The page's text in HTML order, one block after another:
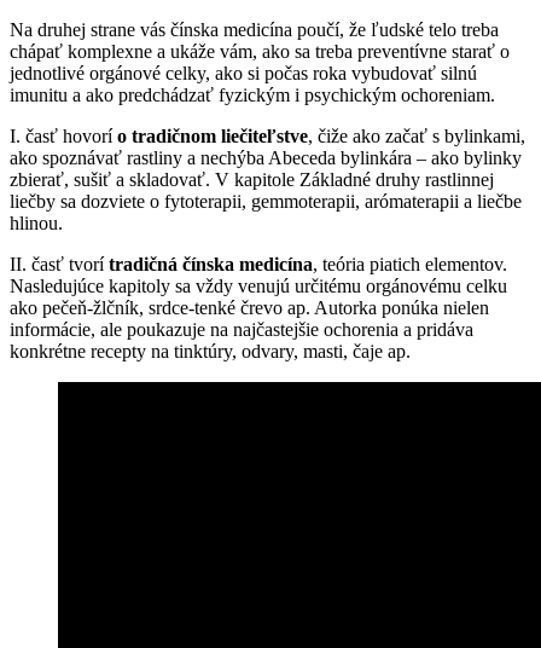
Na druhej strane vás čínska medicína poučí, že ľudské telo treba
chápať komplexne a ukáže vám, ako sa treba preventívne starať o
jednotlivé orgánové celky, ako si počas roka vybudovať silnú
imunitu a ako predchádzať fyzickým i psychickým ochoreniam.
I. časť hovorío tradičnom liečiteľstve, čiže ako začať s bylinkami,
ako spoznávať rastliny a nechýba Abeceda bylinkára – ako bylinky
zbierať, sušiť a skladovať. V kapitole Základné druhy rastlinnej
liečby sa dozviete o fytoterapii, gemmoterapii, arómaterapii a liečbe
hlinou.
II. časť tvorítradičná čínska medicína, teória piatich elementov.
Nasledujúce kapitoly sa vždy venujú určitému orgánovému celku
ako pečeň-žlčník, srdce-tenké črevo ap. Autorka ponúka nielen
informácie, ale poukazuje na najčastejšie ochorenia a pridáva
konkrétne recepty na tinktúry, odvary, masti, čaje ap.